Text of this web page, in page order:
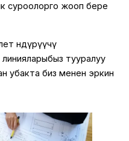
суроолорго жооп бере
өндүрүүчү
тууралуу
убакта биз менен эркин